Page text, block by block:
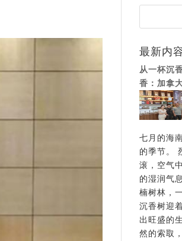
最新内
从一杯沉
香：加拿
七月的海
的季节。
滚，空气
的湿润气
楠树林，
沉香树迎
出旺盛的
然的索取